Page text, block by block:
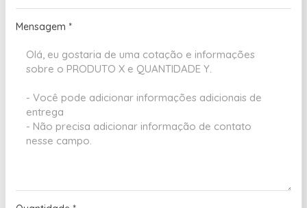
Mensagem *